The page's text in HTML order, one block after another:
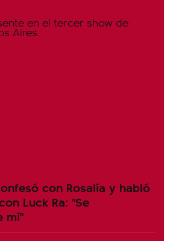
con Rosalía y habló
Luck Ra: "Se
mí"